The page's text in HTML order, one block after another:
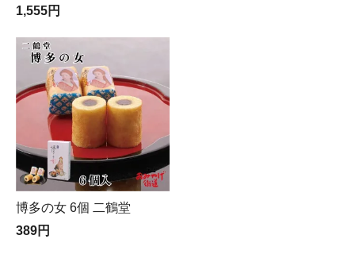
1,555円
博多の女 6個 二鶴堂
389円